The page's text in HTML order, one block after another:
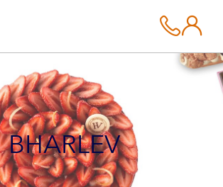
BHARLEV